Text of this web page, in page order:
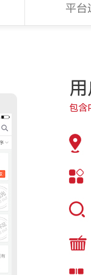
平台
包含